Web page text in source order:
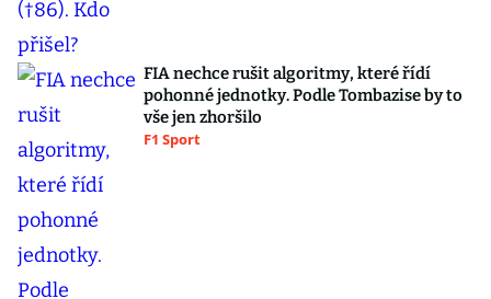
FIA nechce rušit algoritmy, které řídí
pohonné jednotky. Podle Tombazise by to
vše jen zhoršilo
F1 Sport